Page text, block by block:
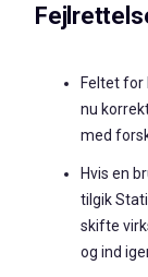
Feltet
nu
med
Hvis en
tilgik
skifte
og ind